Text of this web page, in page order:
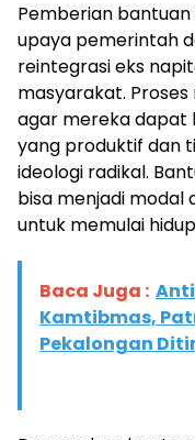
Pemberian
upaya pemerintah
reintegrasi eks
masyarakat.
agar mereka dapat
yang produktif dan
ideologi radikal.
bisa menjadi modal
untuk memulai
Baca Juga :
Kamtibmas,
Pekalongan